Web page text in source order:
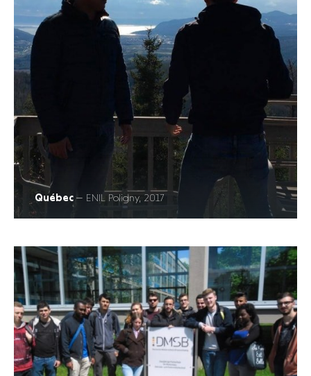
Québec— ENIL Poligny, 2017